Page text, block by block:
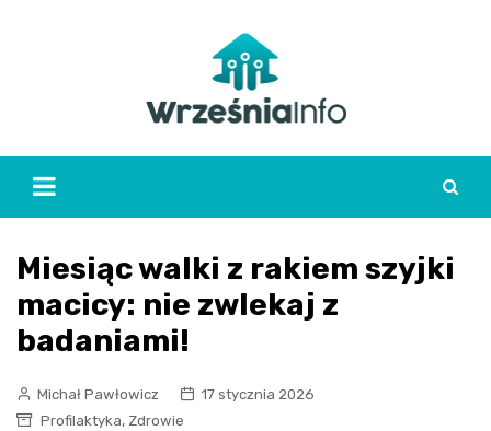
Miesiąc walki z rakiem szyjki
macicy: nie zwlekaj z
badaniami!
Michał Pawłowicz
17 stycznia 2026
Profilaktyka, Zdrowie